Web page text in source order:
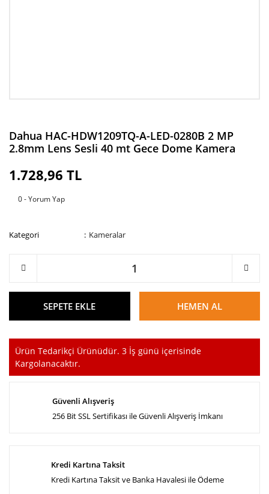
Dahua HAC-HDW1209TQ-A-LED-0280B 2 MP
2.8mm Lens Sesli 40 mt Gece Dome Kamera
1.728,96 TL
0 - Yorum Yap
Kategori Kameralar
SEPETE EKLE HEMEN AL
Ürün Tedarikçi Ürünüdür. 3 İş günü içerisinde
Kargolanacaktır.
Güvenli Alışveriş
256 Bit SSL Sertifikası ile Güvenli Alışveriş İmkanı
Kredi Kartına Taksit
Kredi Kartına Taksit ve Banka Havalesi ile Ödeme